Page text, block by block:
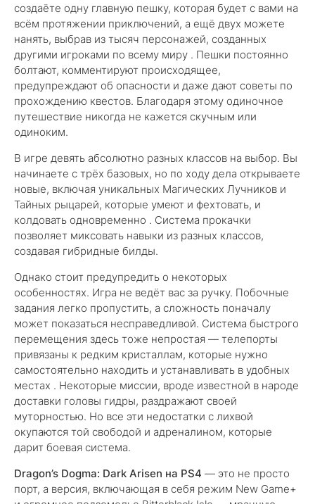
создаёте одну главную пешку, которая будет с вами на
всём протяжении приключений, а ещё двух можете
нанять, выбрав из тысяч персонажей, созданных
другими игроками по всему миру . Пешки постоянно
болтают, комментируют происходящее,
предупреждают об опасности и даже дают советы по
прохождению квестов. Благодаря этому одиночное
путешествие никогда не кажется скучным или
одиноким.
В игре девять абсолютно разных классов на выбор. Вы
начинаете с трёх базовых, но по ходу дела открываете
новые, включая уникальных Магических Лучников и
Тайных рыцарей, которые умеют и фехтовать, и
колдовать одновременно . Система прокачки
позволяет миксовать навыки из разных классов,
создавая гибридные билды.
Однако стоит предупредить о некоторых
особенностях. Игра не ведёт вас за ручку. Побочные
задания легко пропустить, а сложность поначалу
может показаться несправедливой. Система быстрого
перемещения здесь тоже непростая — телепорты
привязаны к редким кристаллам, которые нужно
самостоятельно находить и устанавливать в удобных
местах . Некоторые миссии, вроде известной в народе
доставки головы гидры, раздражают своей
муторностью. Но все эти недостатки с лихвой
окупаются той свободой и адреналином, которые
дарит боевая система.
Dragon’s Dogma: Dark Arisen на PS4 — это не просто
порт, а версия, включающая в себя режим New Game+